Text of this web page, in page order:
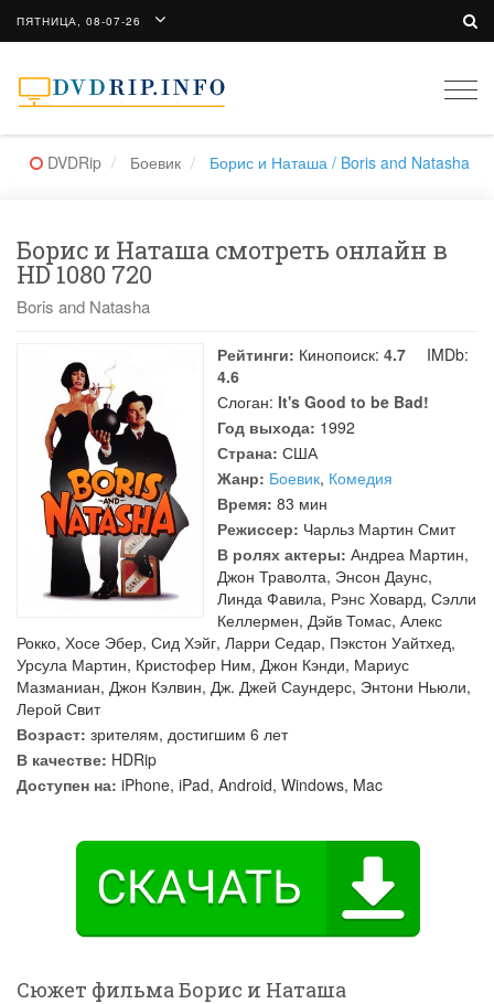
ПЯТНИЦА, 08-07-26
DVDRip Боевик Борис и Наташа / Boris and Natasha
Борис и Наташа смотреть онлайн в
HD 1080 720
Boris and Natasha
Рейтинги: Кинопоиск: 4.7
IMDb:
4.6
Слоган: It's Good to be Bad!
Год выхода: 1992
Страна: США
Жанр: Боевик, Комедия
Время: 83 мин
Режиссер: Чарльз Мартин Смит
В ролях актеры: Андреа Мартин,
Джон Траволта, Энсон Даунс,
Линда Фавила, Рэнс Ховард, Сэлли
Келлермен, Дэйв Томас, Алекс
Рокко, Хосе Эбер, Сид Хэйг, Ларри Седар, Пэкстон Уайтхед,
Урсула Мартин, Кристофер Ним, Джон Кэнди, Мариус
Мазманиан, Джон Кэлвин, Дж. Джей Саундерс, Энтони Ньюли,
Лерой Свит
Возраст: зрителям, достигшим 6 лет
В качестве: HDRip
Доступен на: iPhone, iPad, Android, Windows, Mac
Сюжет фильма Борис и Наташа